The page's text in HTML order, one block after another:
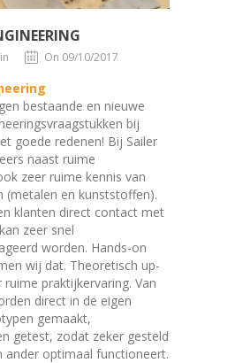
On 09/10/2017
bestaande en nieuwe
bij
goede redenen! Bij Sailer
naast ruime
zeer ruime kennis van
(metalen en kunststoffen).
klanten direct contact met
zeer snel
worden. Hands-on
wij dat. Theoretisch up-
praktijkervaring. Van
direct in de eigen
gemaakt,
getest, zodat zeker gesteld
ander optimaal functioneert.